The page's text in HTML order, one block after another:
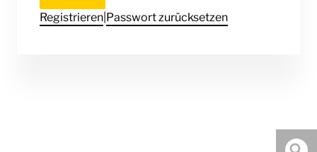
Registrieren Passwort zurücksetzen